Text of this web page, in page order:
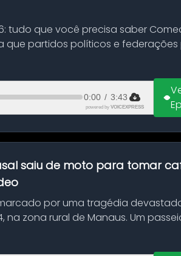
tudo que você precisa saber
partidos políticos e federações
0:00 / 3:43
powered by VOICEXPRESS
saiu de moto para tomar
por uma tragédia
na zona rural de Manaus. Um